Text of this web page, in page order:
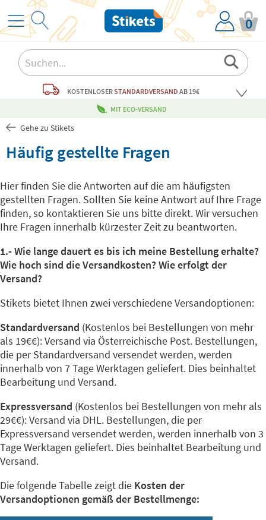
0
KOSTENLOSERSTANDARDVERSAND AB 19€
MIT ECO-VERSAND
Gehe zu Stikets
Häufig gestellte Fragen
Hier finden Sie die Antworten auf die am häufigsten
gestellten Fragen. Sollten Sie keine Antwort auf Ihre Frage
finden, so kontaktieren Sie uns bitte direkt. Wir versuchen
Ihre Fragen innerhalb kürzester Zeit zu beantworten.
1.- Wie lange dauert es bis ich meine Bestellung erhalte?
Wie hoch sind die Versandkosten? Wie erfolgt der
Versand?
Stikets bietet Ihnen zwei verschiedene Versandoptionen:
Standardversand (Kostenlos bei Bestellungen von mehr
als 19€€): Versand via Österreichische Post. Bestellungen,
die per Standardversand versendet werden, werden
innerhalb von 7 Tage Werktagen geliefert. Dies beinhaltet
Bearbeitung und Versand.
Expressversand (Kostenlos bei Bestellungen von mehr als
29€€): Versand via DHL. Bestellungen, die per
Expressversand versendet werden, werden innerhalb von 3
Tage Werktagen geliefert. Dies beinhaltet Bearbeitung und
Versand.
Die folgende Tabelle zeigt die Kosten der
Versandoptionen gemäß der Bestellmenge: